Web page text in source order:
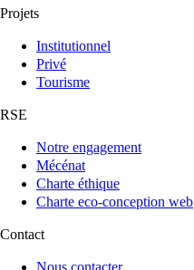
Projets
Institutionnel
Privé
Tourisme
RSE
Notre engagement
Mécénat
Charte éthique
Charte eco-conception web
Contact